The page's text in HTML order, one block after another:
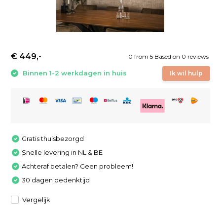
0 from 5 Based on 0 reviews
Ik wil hulp
€ 449,-
Binnen 1-2 werkdagen in huis
Gratis thuisbezorgd
Snelle levering in NL & BE
Achteraf betalen? Geen probleem!
30 dagen bedenktijd
Vergelijk